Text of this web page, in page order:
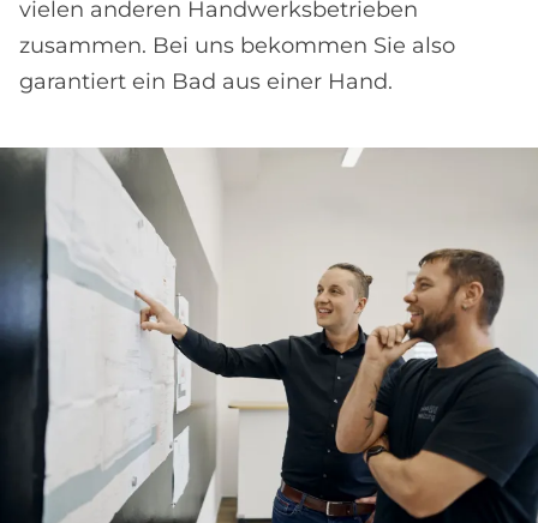
vielen anderen Hand­werks­betrieben
zusammen. Bei uns bekommen Sie also
garantiert ein Bad aus einer Hand.